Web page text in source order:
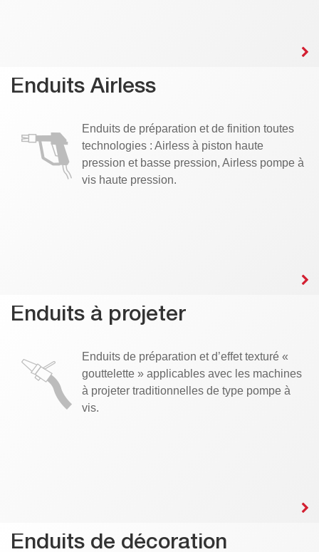
Enduits Airless
Enduits de préparation et de finition toutes
technologies : Airless à piston haute
pression et basse pression, Airless pompe à
vis haute pression.
Enduits à projeter
Enduits de préparation et d’effet texturé «
gouttelette » applicables avec les machines
à projeter traditionnelles de type pompe à
vis.
Enduits de décoration